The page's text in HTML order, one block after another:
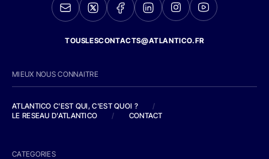
TOUSLESCONTACTS@ATLANTICO.FR
MIEUX NOUS CONNAITRE
ATLANTICO C'EST QUI, C'EST QUOI ?
/
LE RESEAU D'ATLANTICO
/ CONTACT
CATEGORIES